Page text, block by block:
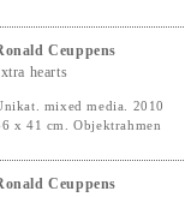
Ceuppens
hearts
mixed media. 2010
x 41 cm. Objektrahmen
Ceuppens